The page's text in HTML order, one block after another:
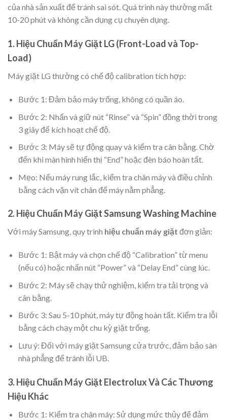
của nhà sản xuất để tránh sai sót. Quá trình này thường mất
10-20 phút và không cần dụng cụ chuyên dụng.
1. Hiệu Chuẩn Máy Giặt LG (Front-Load và Top-
Load)
Máy giặt LG thường có chế độ calibration tích hợp:
Bước 1: Đảm bảo máy trống, không có quần áo.
Bước 2: Nhấn và giữ nút “Rinse” và “Spin” đồng thời trong
3 giây để kích hoạt chế độ.
Bước 3: Máy sẽ tự động quay và kiểm tra cân bằng. Chờ
đến khi màn hình hiển thị “End” hoặc đèn báo hoàn tất.
Mẹo: Nếu máy rung lắc, kiểm tra chân máy và điều chỉnh
bằng cách vặn vít chân để máy nằm phẳng.
2. Hiệu Chuẩn Máy Giặt Samsung Washing Machine
Với máy Samsung, quy trình hiệu chuẩn máy giặt đơn giản:
Bước 1: Bật máy và chọn chế độ “Calibration” từ menu
(nếu có) hoặc nhấn nút “Power” và “Delay End” cùng lúc.
Bước 2: Máy sẽ chạy thử nghiệm, kiểm tra tải trọng và
cân bằng.
Bước 3: Sau 5-10 phút, máy tự động hoàn tất. Kiểm tra lỗi
bằng cách chạy một chu kỳ giặt trống.
Lưu ý: Đối với máy giặt Samsung cửa trước, đảm bảo sàn
nhà phẳng để tránh lỗi UB.
3. Hiệu Chuẩn Máy Giặt Electrolux Và Các Thương
Hiệu Khác
Bước 1: Kiểm tra chân máy: Sử dụng mức thủy để đảm